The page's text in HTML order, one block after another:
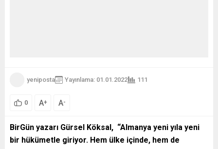
yeniposta Yayınlama: 01.01.2022 111
0 A+ A-
BirGün yazarı Gürsel Köksal, “Almanya yeni yıla yeni
bir hükümetle giriyor. Hem ülke içinde, hem de